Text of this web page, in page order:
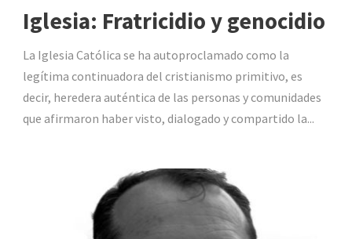
Iglesia: Fratricidio y genocidio
La Iglesia Católica se ha autoproclamado como la
legítima continuadora del cristianismo primitivo, es
decir, heredera auténtica de las personas y comunidades
que afirmaron haber visto, dialogado y compartido la...